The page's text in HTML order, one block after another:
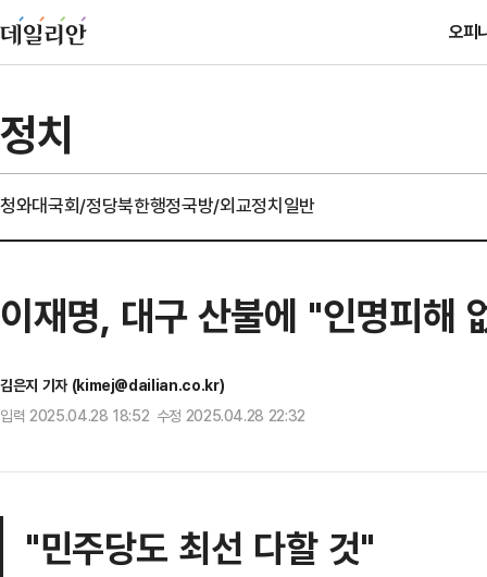
오피
정치
청와대국회/정당북한행정국방/외교정치일반
이재명, 대구 산불에 "인명피해
김은지 기자 (kimej@dailian.co.kr)
입력 2025.04.28 18:52 수정 2025.04.28 22:32
"민주당도 최선 다할 것"